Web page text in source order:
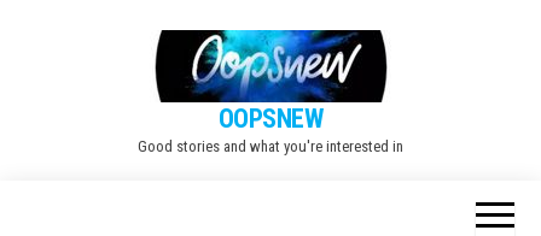
OOPSNEW
Good stories and what you're interested in